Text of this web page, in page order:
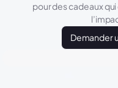
pour des cadeaux
Demander